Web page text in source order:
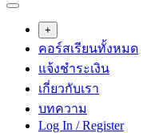
+
คอร์สเรียนทั้งหมด
แจ้งชำระเงิน
เกี่ยวกับเรา
บทความ
Log In / Register